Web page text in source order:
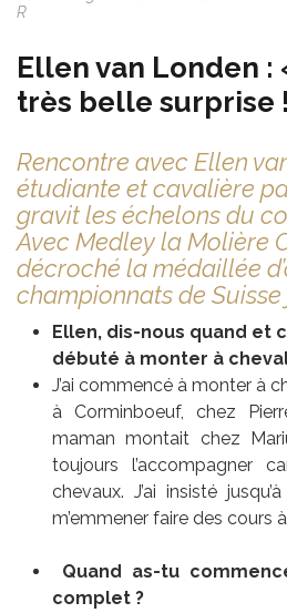
R
Ellen van Londen :
très belle surprise
Rencontre avec Ellen
étudiante et cavalière
gravit les échelons du
Avec Medley la Molière
décroché la médaillée
championnats de Suisse
Ellen, dis-nous quand et
débuté à monter à
J’ai commencé à monter à
à Corminboeuf, chez
maman montait chez
toujours l’accompagner
chevaux. J’ai insisté
m’emmener faire des cours
Quand as-tu
complet ?